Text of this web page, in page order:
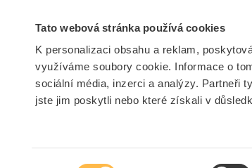
Tato webová stránka používá cookies
K personalizaci obsahu a reklam,
využíváme soubory cookie. Informace o
sociální média, inzerci a analýzy. Partneři
jste jim poskytli nebo které získali v